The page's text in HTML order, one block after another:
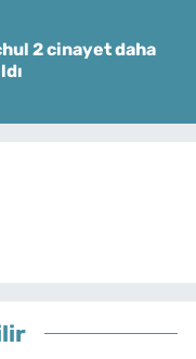
2 cinayet daha